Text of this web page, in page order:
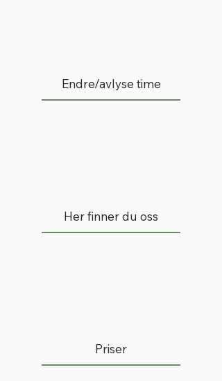
Endre/avlyse time
Her finner du oss
Priser